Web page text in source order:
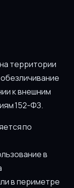
территории
к внешним
152-ФЗ.
по
в
в периметре